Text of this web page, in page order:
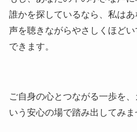
誰かを探しているなら、私は
声を聴きながらやさしくほど
できます。
ご自身の心とつながる一歩を
いう安心の場で踏み出してみま